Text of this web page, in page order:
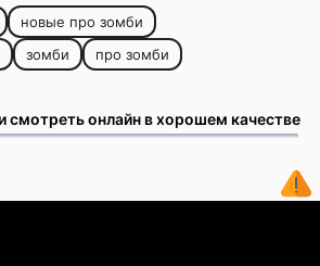
новые про зомби
зомби про зомби
смотреть онлайн в хорошем качестве